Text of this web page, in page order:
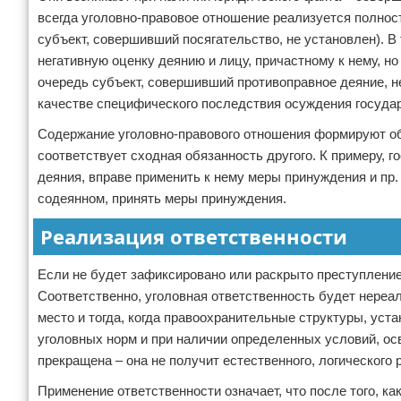
всегда уголовно-правовое отношение реализуется
субъект, совершивший посягательство, не установлен).
негативную оценку деянию и лицу, причастному к нему,
очередь субъект, совершивший противоправное деяние,
качестве специфического последствия осуждения
Содержание уголовно-правового отношения формируют
соответствует сходная обязанность другого. К примеру,
деяния, вправе применить к нему меры принуждения и
содеянном, принять меры принуждения.
Реализация ответственности
Если не будет зафиксировано или раскрыто
Соответственно, уголовная ответственность будет
место и тогда, когда правоохранительные структуры,
уголовных норм и при наличии определенных условий,
прекращена – она не получит естественного, логического
Применение ответственности означает, что после того,